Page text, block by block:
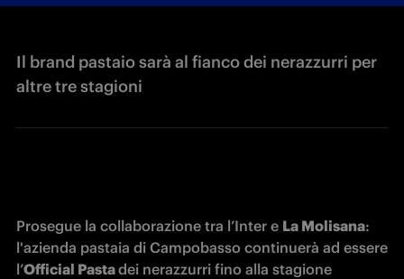
Il brand pastaio sarà al fianco dei nerazzurri per
altre tre stagioni
Prosegue la collaborazione tra l’Inter e La Molisana:
l'azienda pastaia di Campobasso continuerà ad essere
l’Official Pasta dei nerazzurri fino alla stagione